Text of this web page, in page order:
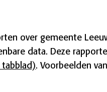
over gemeente
data. Deze
. Voorbeelden